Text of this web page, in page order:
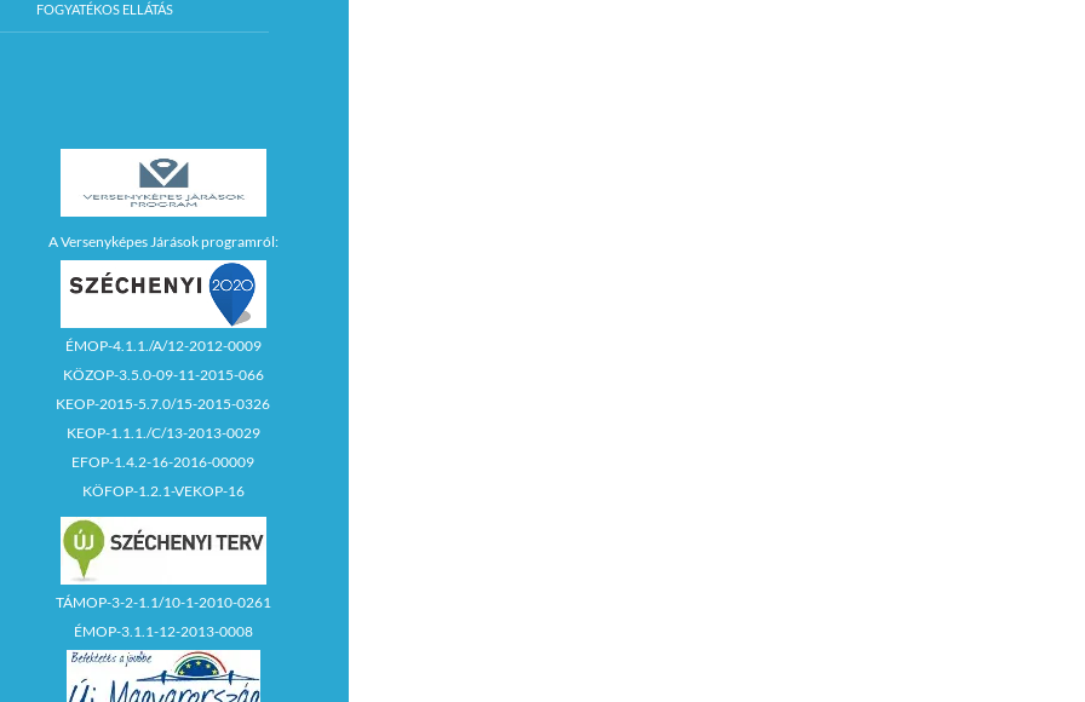
FOGYATÉKOS ELLÁTÁS
A Versenyképes Járások programról:
ÉMOP-4.1.1./A/12-2012-0009
KÖZOP-3.5.0-09-11-2015-066
KEOP-2015-5.7.0/15-2015-0326
KEOP-1.1.1./C/13-2013-0029
EFOP-1.4.2-16-2016-00009
KÖFOP-1.2.1-VEKOP-16
TÁMOP-3-2-1.1/10-1-2010-0261
ÉMOP-3.1.1-12-2013-0008